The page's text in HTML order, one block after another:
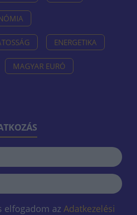
ENERGETIKA
MAGYAR EURÓ
elfogadom az Adatkezelési